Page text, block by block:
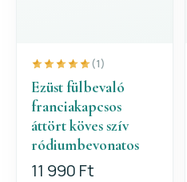
(1)
Ezüst fülbevaló
franciakapcsos
áttört köves szív
ródiumbevonatos
11 990 Ft